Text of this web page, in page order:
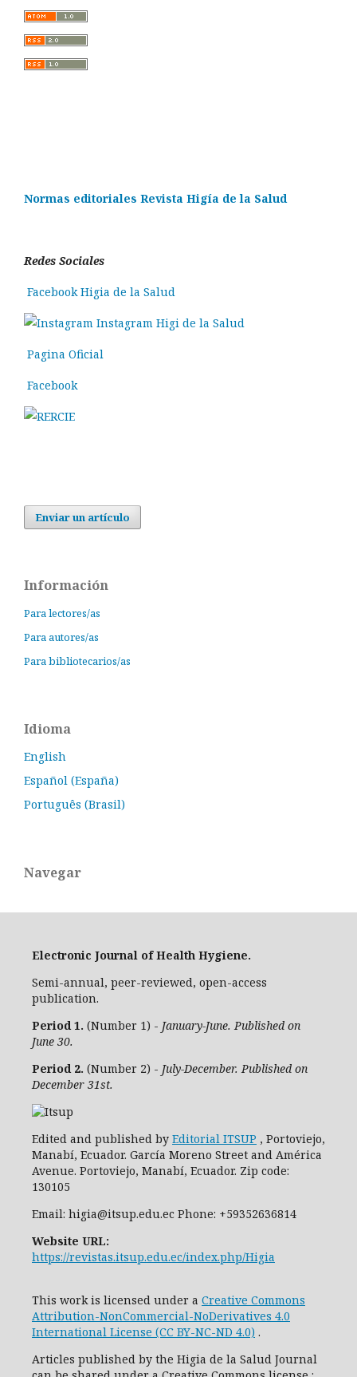
Normas editoriales Revista Higía de la Salud
Redes Sociales
Facebook Higia de la Salud
Instagram Higi de la Salud
Pagina Oficial
Facebook
Enviar un artículo
Información
Para lectores/as
Para autores/as
Para bibliotecarios/as
Idioma
English
Español (España)
Português (Brasil)
Navegar
Electronic Journal of Health Hygiene.
Semi-annual, peer-reviewed, open-access
publication.
Period 1. (Number 1) - January-June. Published on
June 30.
Period 2. (Number 2) - July-December. Published on
December 31st.
Edited and published by Editorial ITSUP , Portoviejo,
Manabí, Ecuador. García Moreno Street and América
Avenue. Portoviejo, Manabí, Ecuador. Zip code:
130105
Email: higia@itsup.edu.ec Phone: +59352636814
Website URL:
https://revistas.itsup.edu.ec/index.php/Higia
This work is licensed under a Creative Commons
Attribution-NonCommercial-NoDerivatives 4.0
International License (CC BY-NC-ND 4.0) .
Articles published by the Higia de la Salud Journal